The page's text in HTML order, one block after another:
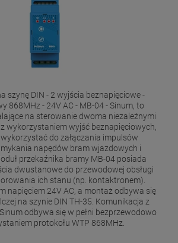
szynę DIN - 2 wyjścia beznapięciowe -
868MHz - 24V AC - MB-04 - Sinum, to
na sterowanie dwoma niezależnymi
wykorzystaniem wyjść beznapięciowych,
do załączania impulsów
napędów bram wjazdowych i
przekaźnika bramy MB-04 posiada
dwustanowe do przewodowej obsługi
ich stanu (np. kontaktronem).
napięciem 24V AC, a montaż odbywa się
na szynie DIN TH-35. Komunikacja z
odbywa się w pełni bezprzewodowo
protokołu WTP 868MHz.